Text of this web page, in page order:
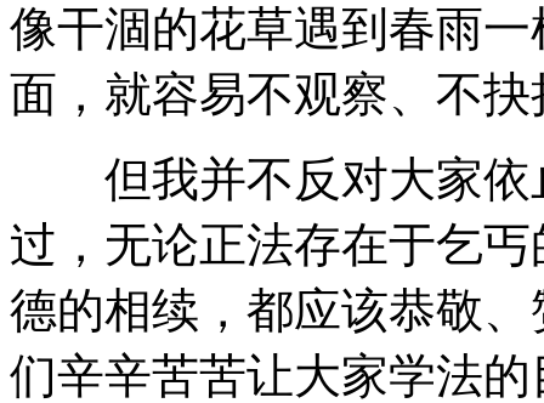
像干涸的花草遇到春雨
面，就容易不观察、不抉
但我并不反对大家依
过，无论正法存在于乞
德的相续，都应该恭敬
们辛辛苦苦让大家学法